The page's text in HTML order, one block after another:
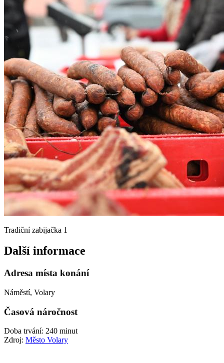
Tradiční zabijačka 1
Další informace
Adresa místa konání
Náměstí, Volary
Časová náročnost
Doba trvání: 240 minut
Zdroj: Město Volary